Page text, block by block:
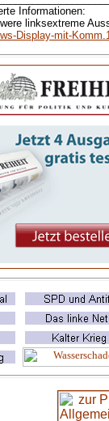
Informationen:
linksextreme
Display-mit-